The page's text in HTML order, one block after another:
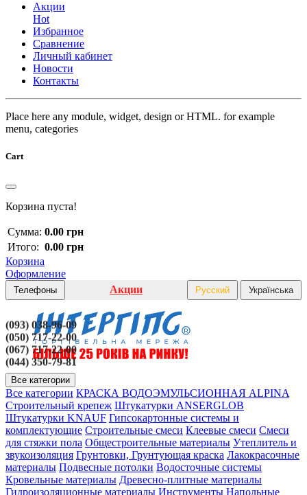
Акции
Hot
Избранное
Сравнение
Личный кабинет
Новости
Контакты
Place here any module, widget, design or HTML. for example
menu, categories
Cart
Корзина пуста!
Сумма: 0.00 грн
Итого: 0.00 грн
Корзина
Оформление
Телефоны
(093) 038-96-09
(050) 717-22-00
(067) 717-22-00
(044) 350-79-81
Акции Русский Українська
Все категории
Все категории КРАСКА ВОДОЭМУЛЬСИОННАЯ ALPINA
Строительный крепеж Штукатурки ANSERGLOB
Штукатурки KNAUF Гипсокартонные системы и
комплектующие Строительные смеси Клеевые смеси Смеси
для стяжки пола Общестроительные материалы Утеплитель и
звукоизоляция Грунтовки, Грунтующая краска Лакокрасочные
материалы Подвесные потолки Водосточные системы
Кровельные материалы Древесно-плитные материалы
Гидроизоляционные материалы Инструменты Напольные